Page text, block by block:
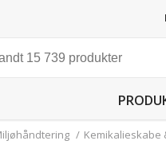
/ Kemikalieskabe